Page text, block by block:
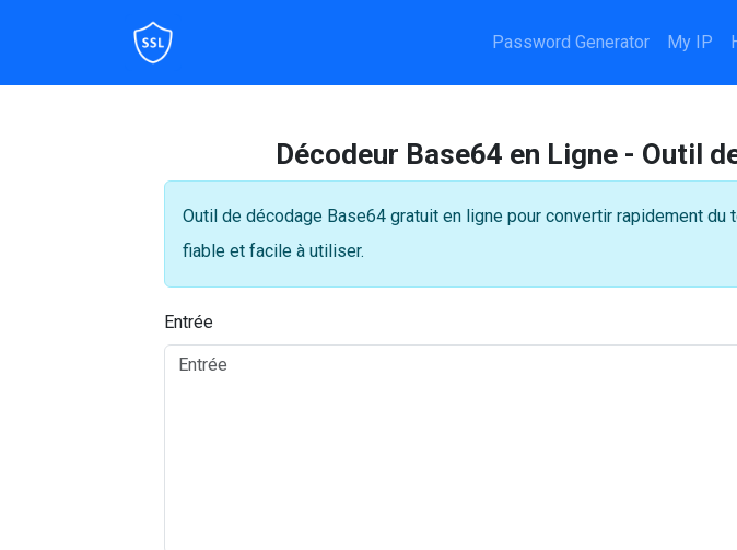
Password Generator My IP
Décodeur Base64 en Ligne - Outil
Outil de décodage Base64 gratuit en ligne pour convertir rapidement
fiable et facile à utiliser.
Entrée